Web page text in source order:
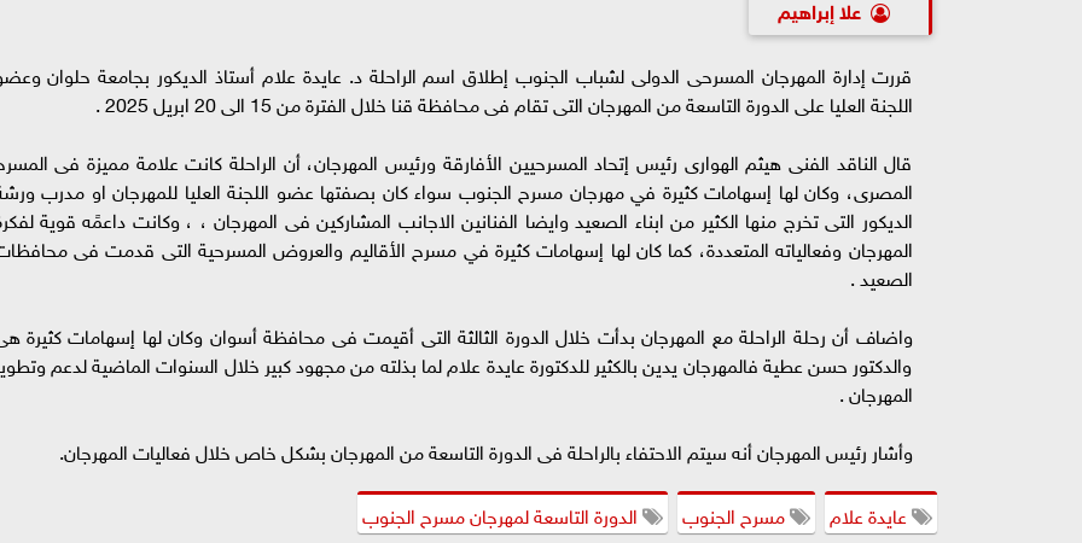
علا إبراهيم
قررت إدارة المهرجان المسرحى الدولى لشباب الجنوب إطلاق اسم الراحلة د. عايدة علام أستاذ الديكور بجامعة حلوان
اللجنة العليا على الدورة التاسعة من المهرجان التى تقام فى محافظة قنا خلال الفترة من 15 الى 20 ابريل 2025 .
قال الناقد الفنى هيثم الهوارى رئيس إتحاد المسرحيين الأفارقة ورئيس المهرجان، أن الراحلة كانت علامة مميزة فى
المصرى، وكان لها إسهامات كثيرة في مهرجان مسرح الجنوب سواء كان بصفتها عضو اللجنة العليا للمهرجان او مدرب
الديكور التى تخرج منها الكثير من ابناء الصعيد وايضا الفنانين الاجانب المشاركين فى المهرجان ، ، وكانت داعمًه قوية
المهرجان وفعالياته المتعددة، كما كان لها إسهامات كثيرة في مسرح الأقاليم والعروض المسرحية التى قدمت فى
الصعيد .
واضاف أن رحلة الراحلة مع المهرجان بدأت خلال الدورة الثالثة التى أقيمت فى محافظة أسوان وكان لها إسهامات كثيرة
والدكتور حسن عطية فالمهرجان يدين بالكثير للدكتورة عايدة علام لما بذلته من مجهود كبير خلال السنوات الماضية لدعم
المهرجان .
وأشار رئيس المهرجان أنه سيتم الاحتفاء بالراحلة فى الدورة التاسعة من المهرجان بشكل خاص خلال فعاليات المهرجان.
عايدة علام
مسرح الجنوب الدورة التاسعة لمهرجان مسرح الجنوب